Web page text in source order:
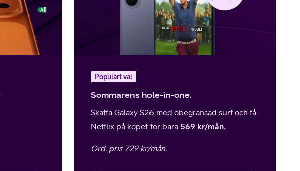
Populärt val
Sommarens hole-in-one.
Skaffa Galaxy S26 med obegränsad surf och få
Netflix på köpet för bara 569 kr/mån.
Ord. pris 729 kr/mån.